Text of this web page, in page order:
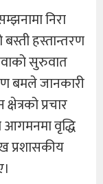
निरा
हस्तान्तरण
सुरुवात
बमले जानकारी
प्रचार
आगमनमा वृद्धि
प्रशासकीय